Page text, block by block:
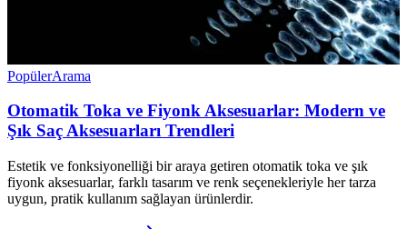
PopülerArama
Otomatik Toka ve Fiyonk Aksesuarlar: Modern ve
Şık Saç Aksesuarları Trendleri
Estetik ve fonksiyonelliği bir araya getiren otomatik toka ve şık
fiyonk aksesuarlar, farklı tasarım ve renk seçenekleriyle her tarza
uygun, pratik kullanım sağlayan ürünlerdir.